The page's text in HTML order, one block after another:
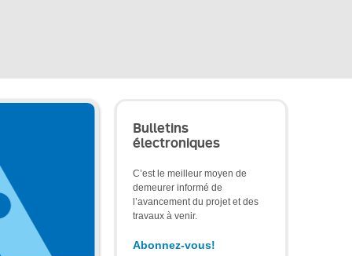
Bulletins
électroniques
C’est le meilleur moyen de
demeurer informé de
l’avancement du projet et des
travaux à venir.
Abonnez-vous!